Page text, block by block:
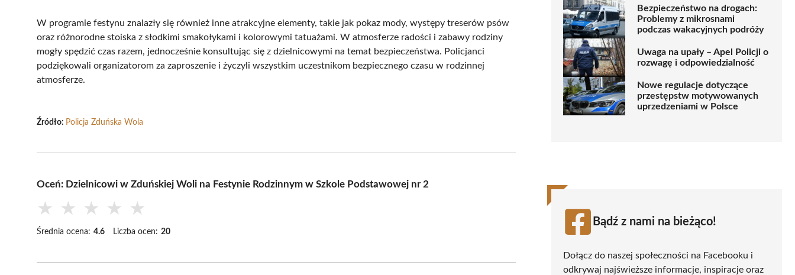
W programie festynu znalazły się również inne atrakcyjne elementy, takie jak pokaz mody, występy treserów psów
oraz różnorodne stoiska z słodkimi smakołykami i kolorowymi tatuażami. W atmosferze radości i zabawy rodziny
mogły spędzić czas razem, jednocześnie konsultując się z dzielnicowymi na temat bezpieczeństwa. Policjanci
podziękowali organizatorom za zaproszenie i życzyli wszystkim uczestnikom bezpiecznego czasu w rodzinnej
atmosferze.
Źródło: Policja Zduńska Wola
Oceń: Dzielnicowi w Zduńskiej Woli na Festynie Rodzinnym w Szkole Podstawowej nr 2
★ ★ ★ ★ ★
Średnia ocena: 4.6 Liczba ocen: 20
Bezpieczeństwo na drogach:
Problemy z mikrosnami
podczas wakacyjnych podróży
Uwaga na upały – Apel Policji o
rozwagę i odpowiedzialność
Nowe regulacje dotyczące
przestępstw motywowanych
uprzedzeniami w Polsce
Bądź z nami na bieżąco!
Dołącz do naszej społeczności na Facebooku i
odkrywaj najświeższe informacje, inspiracje oraz